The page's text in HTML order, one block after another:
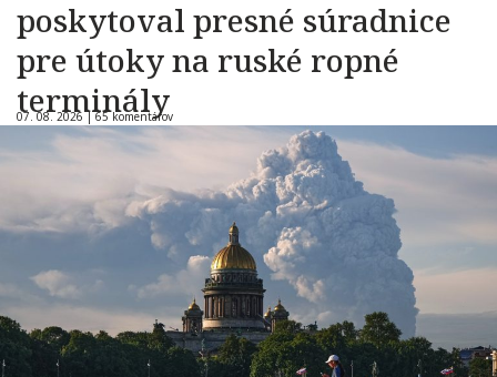
poskytoval presné súradnice
pre útoky na ruské ropné
terminály
07. 08. 2026 |65 komentárov